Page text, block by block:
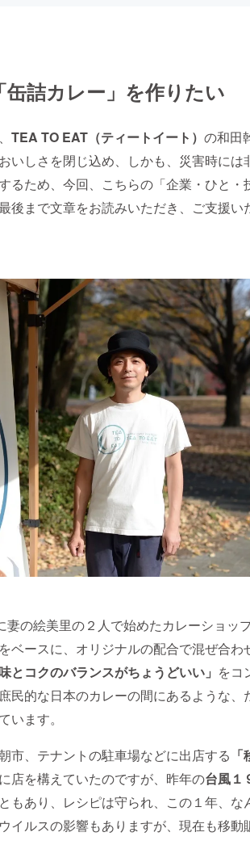
缶詰カレー」を作りたい
TEA TO EAT（ティートイート） の和田
いしさを閉じ込め、しかも、災害時には
るため、今回、こちらの「企業・ひと・
後まで文章をお読みいただき、ご支援い
妻の絵美里の２人で始めたカレーショッ
ベースに、オリジナルの配合で混ぜ合わ
とコクのバランスがちょうどいい」 をコ
民的な日本のカレーの間にあるような、
います。
市、テナントの駐車場などに出店する
店を構えていたのですが、昨年の台風１
もあり、レシピは守られ、この１年、な
イルスの影響もありますが、現在も移動